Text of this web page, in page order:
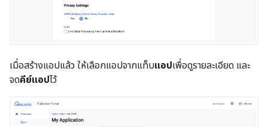
เมื่อสร้างแอปแล้ว ให้เลือกแอปจากแท็บแอปเพื่อดูรายละเอียด และ
จดคีย์แอปไว้